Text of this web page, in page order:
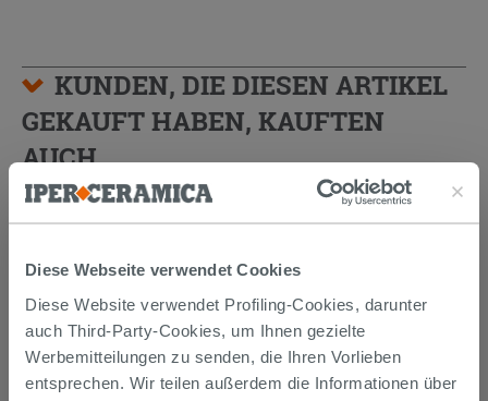
Diese Webseite verwendet Cookies
Diese Website verwendet Profiling-Cookies, darunter
auch Third-Party-Cookies, um Ihnen gezielte
Werbemitteilungen zu senden, die Ihren Vorlieben
entsprechen. Wir teilen außerdem die Informationen über
KUNDEN, DIE DIESEN ARTIKEL
GEKAUFT HABEN, KAUFTEN
AUCH...